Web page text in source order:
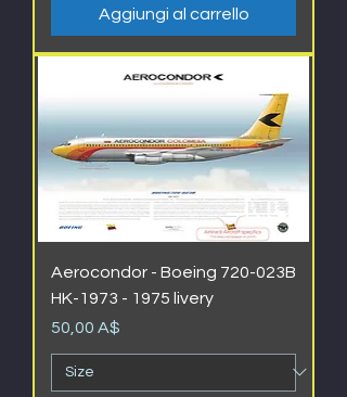
Aggiungi al carrello
Aerocondor - Boeing 720-023B
HK-1973 - 1975 livery
Prezzo
50,00 A$